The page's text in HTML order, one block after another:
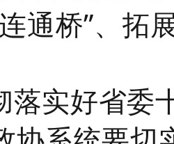
通桥”、拓
落实好省委